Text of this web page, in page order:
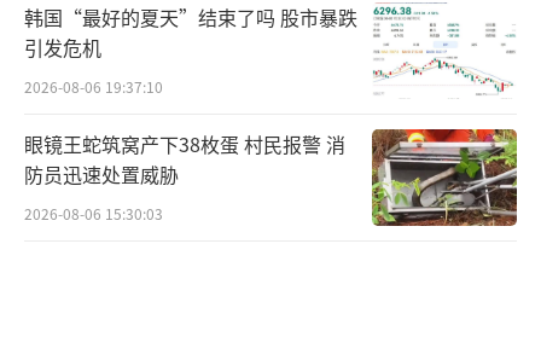
韩国“最好的夏天”结束了吗 股市暴跌
引发危机
2026-08-06 19:37:10
眼镜王蛇筑窝产下38枚蛋 村民报警 消
防员迅速处置威胁
2026-08-06 15:30:03